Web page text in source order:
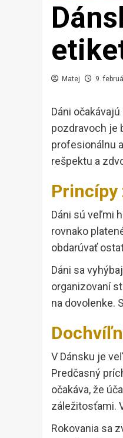
Matej 9.
Dáni
pozdravoch je
profesionálnu
rešpektu a
Princípy
Dáni sú veľmi
rovnako
obdarúvať
Dáni sa
organizovaní
na dovolenke.
V Dánsku je
Predčasný
očakáva, že
záležitosťami.
Rokovania sa